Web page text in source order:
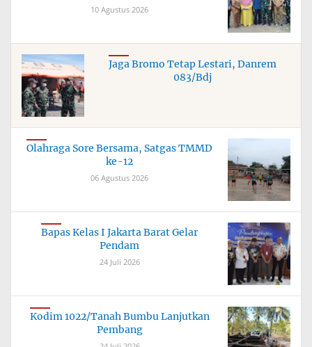
10 Agustus 2026
Jaga Bromo Tetap Lestari, Danrem
083/Bdj
Olahraga Sore Bersama, Satgas TMMD
ke-12
06 Agustus 2026
Bapas Kelas I Jakarta Barat Gelar
Pendam
24 Juli 2026
Kodim 1022/Tanah Bumbu Lanjutkan
Pembang